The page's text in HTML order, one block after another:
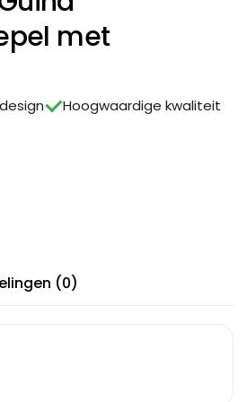
met
Hoogwaardige kwaliteit
(0)